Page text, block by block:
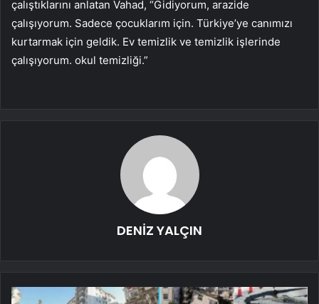
çalıştıklarını anlatan Vahad, “Gidiyorum, arazide
çalışıyorum. Sadece çocuklarım için. Türkiye’ye canımızı
kurtarmak için geldik. Ev temizlik ve temizlik işlerinde
çalışıyorum. okul temizliği.”
DENİZ YALÇIN